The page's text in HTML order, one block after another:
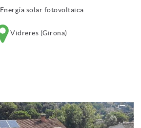
Energía solar fotovoltaica
Vidreres (Girona)